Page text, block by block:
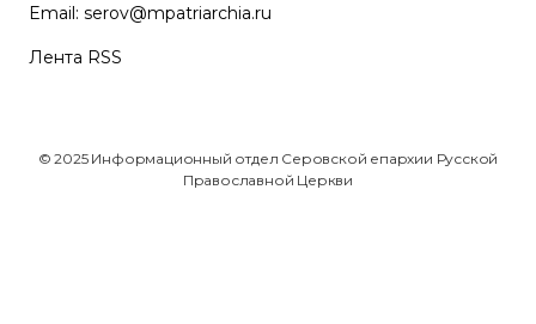
Email: serov@mpatriarchia.ru
Лента RSS
© 2025 Информационный отдел Серовской епархии Русской
Православной Церкви